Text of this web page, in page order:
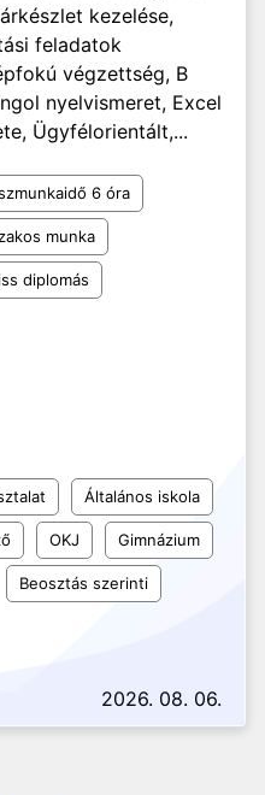
kezelése,
feladatok
végzettség, B
nyelvismeret, Excel
Ügyfélorientált,...
6 óra
munka
diplomás
Általános iskola
OKJ Gimnázium
Beosztás szerinti
2026. 08. 06.